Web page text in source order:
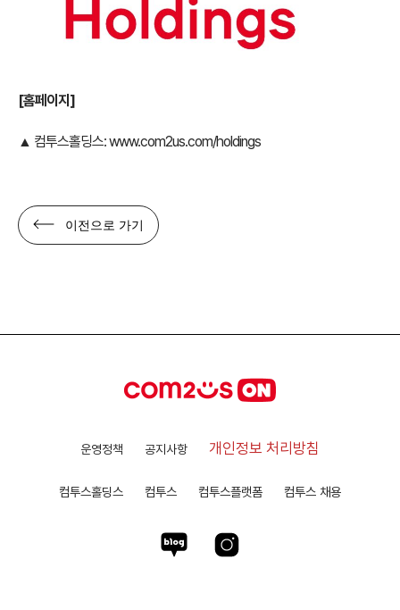
[홈페이지]
▲ 컴투스홀딩스:www.com2us.com/holdings
이전으로 가기
운영정책 공지사항 개인정보 처리방침
컴투스홀딩스 컴투스 컴투스플랫폼 컴투스 채용